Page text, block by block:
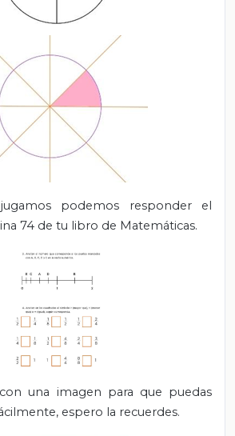
podemos responder el
74 de tu libro de Matemáticas.
una imagen para que puedas
espero la recuerdes.